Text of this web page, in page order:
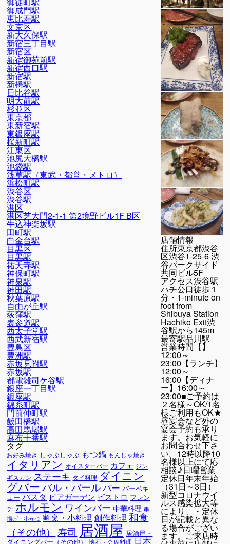
御成門駅
恵比寿駅
文京区
新大久保駅
新宿三丁目駅
新宿区
新宿御苑前駅
新宿西口駅
新宿駅
新橋駅
日比谷駅
明大前駅
杉並区
東京都
東新宿駅
東銀座駅
桜新町駅
江東区
池尻大橋駅
池袋駅
浅草駅（東武・都営・メトロ）
浜松町駅
渋谷区
渋谷駅
港区
港区芝大門2-1-1 第2境野ビル1F B区
牛込神楽坂駅
田町駅
白金台駅
目黒区
目黒駅
祐天寺駅
神保町駅
神泉駅
神田駅
秋葉原駅
自由が丘駅
荻窪駅
表参道駅
西太子堂駅
西武新宿駅
豊島区
豊洲駅
赤坂見附駅
赤坂駅
都電雑司ケ谷駅
銀座一丁目駅
銀座駅
錦糸町駅
門前仲町駅
飯田橋駅
高田馬場駅
麻布十番駅
タグ
お好み焼き しゃぶしゃぶ もつ鍋 もんじゃ焼き
イタリアン オイスターバー カフェ ジン
ギスカン ステーキ タイ料理 ダイニン
グバーバル・バールバー バーベキ
ュー パスタ ビアガーデン ビストロ フレン
チ ホルモン ワインバー 中華料理 串
揚げ・串かつ 割烹・小料理 創作料理 和食
（その他）
寿司 居酒屋 居酒屋・
ダイニングバー（その他）
懐石・会席料理 日本
店舗情報
住所東京都渋谷
区渋谷1-25-6 渋
谷パークサイド
共同ビル5F
アクセス渋谷駅
ハチ公口徒歩１
分・1-minute on
foot from
Shibuya Station
Hachiko Exit渋
谷駅から145m
最寄駅品川駅
営業時間【】
12:00～
23:00【ランチ】
12:00～
16:00【ディナ
ー】16:00～
23:00■ご予約は
２名様～OK/1名
様ご利用もOK★
昼宴会など外の
宴会予約も承り
ます。お気軽に
お問合わせ下さ
い。12時以降10
名様以上にて応
相談♪日曜営業
定休日年末年始
（31日～3日）
新型コロナウイ
ルス感染拡大等
により、・定休
日が記載と異な
る場合がござい
ます。ご来店時